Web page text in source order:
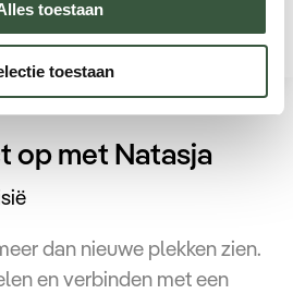
toestaan
toestaan
op met Natasja
dan nieuwe plekken zien.
en verbinden met een